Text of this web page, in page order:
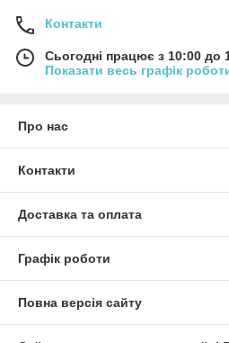
Контакти
Сьогодні працює з 10:00 до
Показати весь графік
Про нас
Контакти
Доставка та оплата
Графік роботи
Повна версія сайту